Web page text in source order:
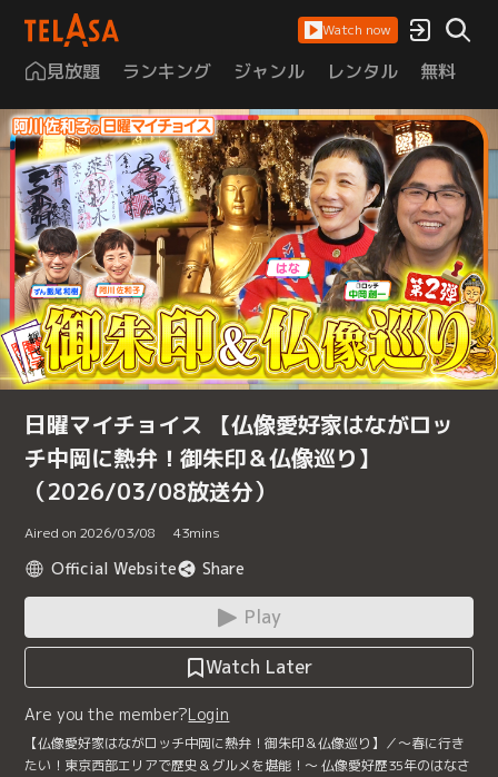
Watch now
見放題 ランキング ジャンル レンタル 無料
日曜マイチョイス 【仏像愛好家はながロッ
チ中岡に熱弁！御朱印＆仏像巡り】
（2026/03/08放送分）
Aired on 2026/03/08 43mins
Official Website Share
Play
Watch Later
Are you the member?Login
【仏像愛好家はながロッチ中岡に熱弁！御朱印＆仏像巡り】／～春に行き
たい！東京西部エリアで歴史＆グルメを堪能！～ 仏像愛好歴35年のはなさ